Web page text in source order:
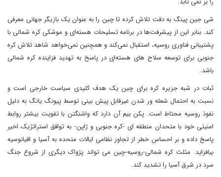
شی جین پینگ به دقت تلاش کرده تا چین را به عنوان یک بازیگر جهانی معرفی
کند. بنابر این از پیشرفت‌ها در برنامه‌ تسلیحات هسته‌ای و موشکی کره شمالی با
پشتیبانی فناوری روسیه، استقبال نمی‌کند و همچنین نمی‌خواهد شاهد تلاش کره
جنوبی برای توسعه سلاح‌ های هسته‌ای در پاسخ به تهدید فزاینده کره شمالی
باشد.
ثبات در شبه جزیره کره برای چین یک هدف کلیدی سیاست خارجی است و
نسبت به احتمال شعله ور شدن غیرقابل پیش بینی توسط پیونگ یانگ به دلیل
نفوذ روسیه محتاط است. پکن بیم آن دارد که واشنگتن با تقویت بیشتر روابط
امنیتی خود با متحدان منطقه ای -کره جنوبی و ژاپن- به توافق استراتژیک اخیر
پاسخ داده و بر احساس خطر از تجاوز نظامی ایالات متحده به آسیا و اقیانوسیه
بیافزاید. مثلث کره شمالی-روسیه-چین می تواند پژواک دیگری از شروع جنگ
سرد در شرق آسیا را تشدید کند.